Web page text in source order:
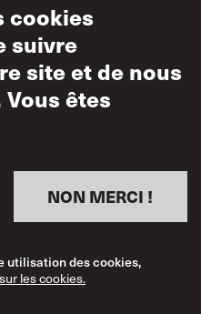
les
cookies
suivre
site et de nous
Vous êtes
NON MERCI !
utilisation des cookies,
les cookies.